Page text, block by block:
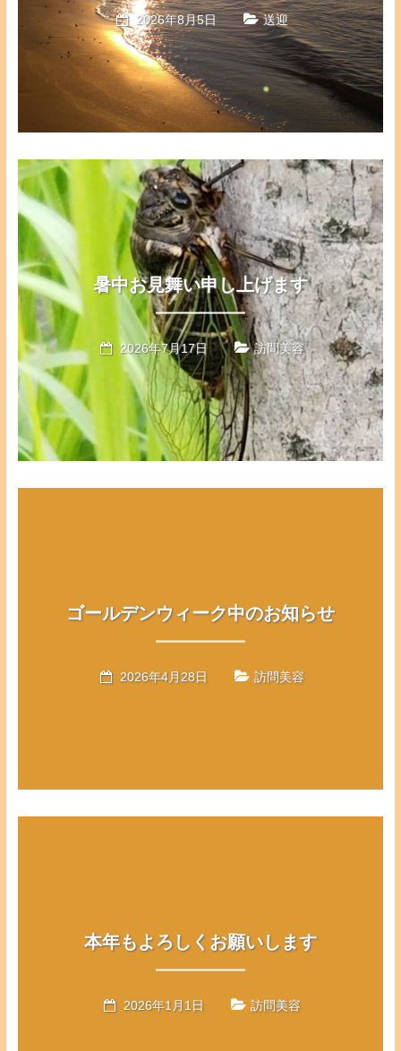
2026年8月5日 送迎
暑中お見舞い申し上げます
2026年7月17日 訪問美容
ゴールデンウィーク中のお知らせ
2026年4月28日 訪問美容
本年もよろしくお願いします
2026年1月1日 訪問美容